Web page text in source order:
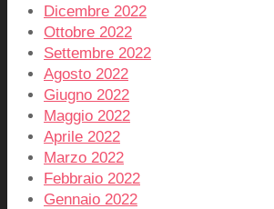
Dicembre 2022
Ottobre 2022
Settembre 2022
Agosto 2022
Giugno 2022
Maggio 2022
Aprile 2022
Marzo 2022
Febbraio 2022
Gennaio 2022